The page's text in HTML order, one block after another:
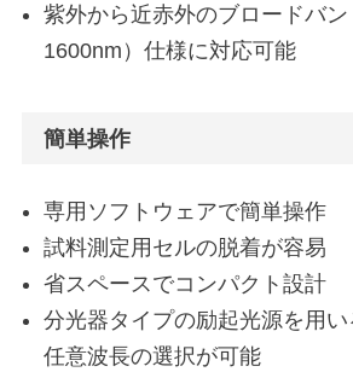
紫外から近赤外のブロードバン
1600nm）仕様に対応可能
簡単操作
専用ソフトウェアで簡単操作
試料測定用セルの脱着が容易
省スペースでコンパクト設計
分光器タイプの励起光源を用い
任意波長の選択が可能